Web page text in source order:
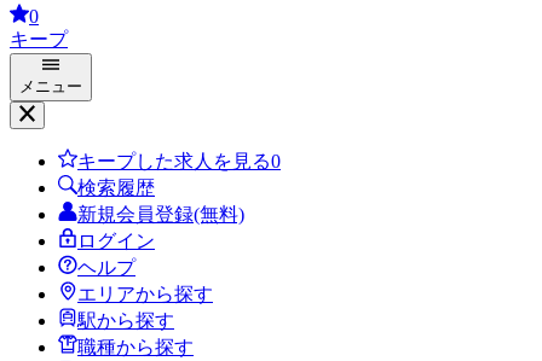
0
キープ
メニュー
キープした求人を見る0
検索履歴
新規会員登録(無料)
ログイン
ヘルプ
エリアから探す
駅から探す
職種から探す